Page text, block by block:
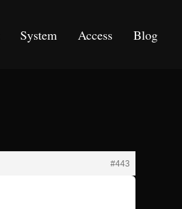
System Access Blog
#443